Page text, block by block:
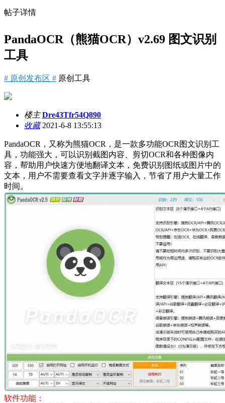
帖子详情
PandaOCR（熊猫OCR）v2.69 图文识别
工具
# 原创发布区 # 原创工具
楼主 Dre43Tfr54Q890
收藏2021-6-8 13:55:13
PandaOCR，又称为熊猫OCR，是一款多功能OCR图文识别工
具，功能强大，可以识别截图内容、剪切OCR和各种图像内
容，帮助用户快速方便地翻译文本，免费识别图纸或图片中的
文本，用户不需要查看文字并逐字输入，节省了用户大量工作
时间。
软件功能：